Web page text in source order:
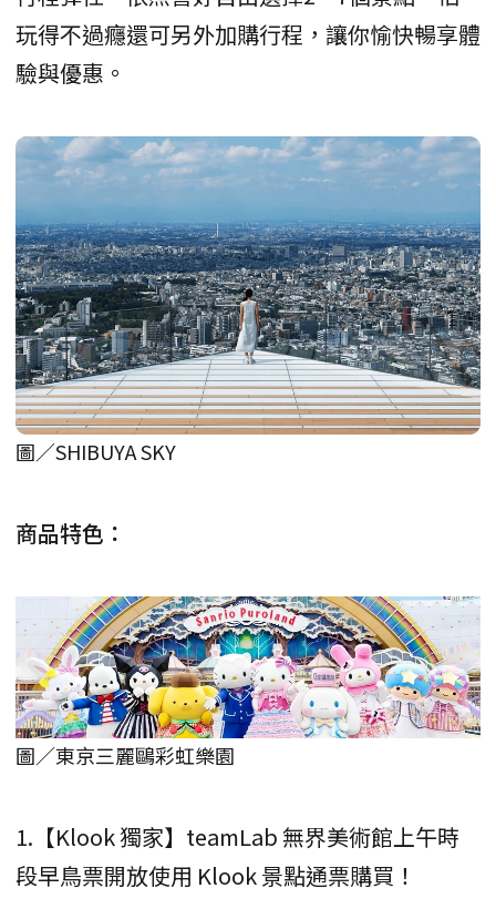
玩得不過癮還可另外加購行程，讓你愉快暢享體
驗與優惠。
圖／SHIBUYA SKY
商品特色：
圖／東京三麗鷗彩虹樂園
1.【Klook 獨家】teamLab 無界美術館上午時
段早鳥票開放使用 Klook 景點通票購買！